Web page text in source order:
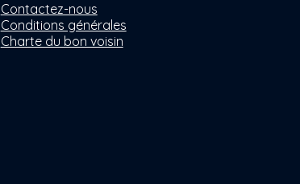
Contactez-nous
Conditions générales
Charte du bon voisin